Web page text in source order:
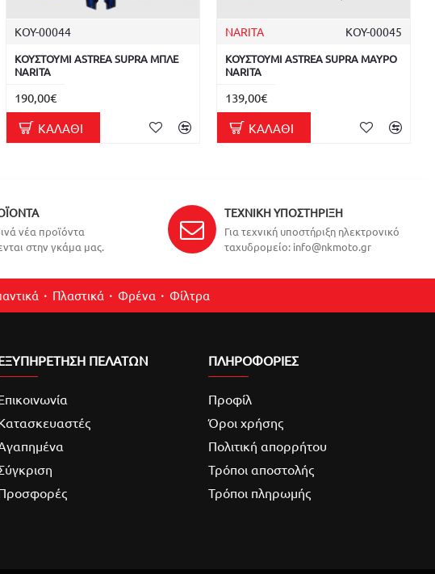
ΚΟΥ-00044
ΚΟΥΣΤΟΥΜΙ ASTREA SUPRA ΜΠΛΕ
NARITA
190,00€
ΚΑΛΆΘΙ
NARITA ΚΟΥ-00045
ΚΟΥΣΤΟΥΜΙ ASTREA SUPRA ΜΑΥΡΟ
NARITA
139,00€
ΚΑΛΆΘΙ
νέα προϊόντα
στην γκάμα μας.
ΤΕΧΝΙΚΉ ΥΠΟΣΤΉΡΙΞΗ
Για τεχνική υποστήριξη ηλεκτρονικό
ταχυδρομείο: info@nkmoto.gr
Πλαστικά Φρένα Φίλτρα
ΠΕΛΑΤΩΝ ΠΛΗΡΟΦΟΡΙΕΣ
Προφίλ
Όροι χρήσης
Πολιτική απορρήτου
Τρόποι αποστολής
Τρόποι πληρωμής